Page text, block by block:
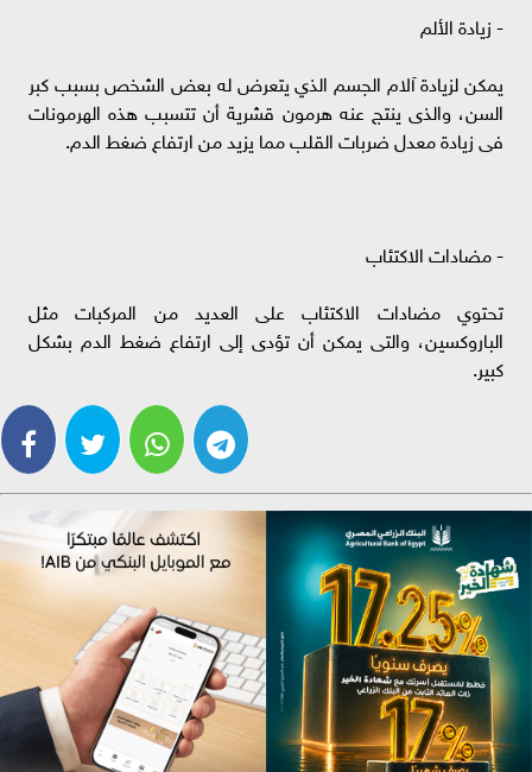
- زيادة الألم
يمكن لزيادة آلام الجسم الذي يتعرض له بعض الشخص بسبب كبر
السن، والذى ينتج عنه هرمون قشرية أن تتسبب هذه الهرمونات
فى زيادة معدل ضربات القلب مما يزيد من ارتفاع ضغط الدم.
- مضادات الاكتئاب
تحتوي مضادات الاكتئاب على العديد من المركبات مثل
الباروكسين، والتى يمكن أن تؤدى إلى ارتفاع ضغط الدم بشكل
كبير.